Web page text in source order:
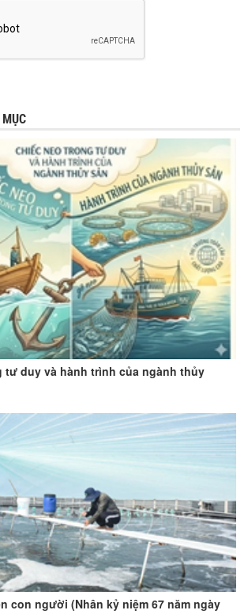
tư duy và hành trình của ngành thủy
con người (Nhân kỷ niệm 67 năm ngày